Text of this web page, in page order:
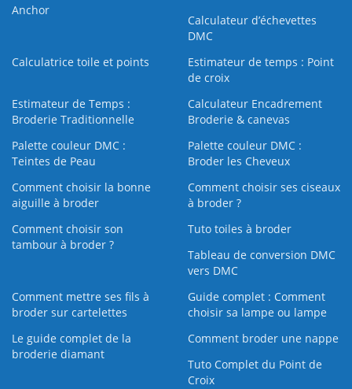
Anchor
Calculateur d’échevettes
DMC
Calculatrice toile et points
Estimateur de temps : Point
de croix
Estimateur de Temps :
Broderie Traditionnelle
Calculateur Encadrement
Broderie & canevas
Palette couleur DMC :
Teintes de Peau
Palette couleur DMC :
Broder les Cheveux
Comment choisir la bonne
aiguille à broder
Comment choisir ses ciseaux
à broder ?
Comment choisir son
tambour à broder ?
Tuto toiles à broder
Tableau de conversion DMC
vers DMC
Comment mettre ses fils à
broder sur cartelettes
Guide complet : Comment
choisir sa lampe ou lampe
Le guide complet de la
broderie diamant
Comment broder une nappe
Tuto Complet du Point de
Croix